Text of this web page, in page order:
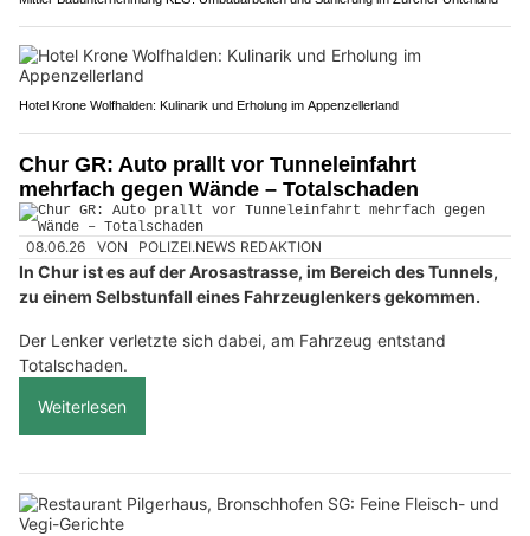
Hotel Krone Wolfhalden: Kulinarik und Erholung im Appenzellerland
Chur GR: Auto prallt vor Tunneleinfahrt
mehrfach gegen Wände – Totalschaden
08.06.26 VON POLIZEI.NEWS REDAKTION
In Chur ist es auf der Arosastrasse, im Bereich des Tunnels,
zu einem Selbstunfall eines Fahrzeuglenkers gekommen.
Der Lenker verletzte sich dabei, am Fahrzeug entstand
Totalschaden.
Weiterlesen